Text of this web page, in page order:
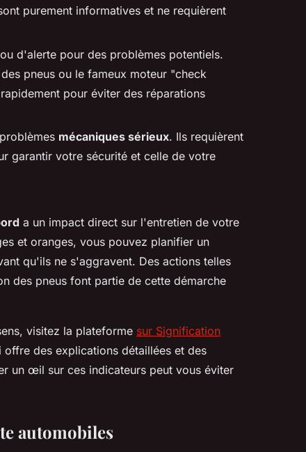
purement informatives et ne requièrent
d'alerte pour des problèmes potentiels.
pneus ou le fameux moteur "check
pour éviter des réparations
mécaniques sérieux. Ils requièrent
garantir votre sécurité et celle de votre
a un impact direct sur l'entretien de votre
et oranges, vous pouvez planifier un
qu'ils ne s'aggravent. Des actions telles
des pneus font partie de cette démarche
visitez la plateforme sur Signification
offre des explications détaillées et des
un œil sur ces indicateurs peut vous éviter
automobiles